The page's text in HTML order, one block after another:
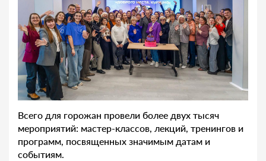
Всего для горожан провели более двух тысяч
мероприятий: мастер-классов, лекций, тренингов и
программ, посвященных значимым датам и
событиям.